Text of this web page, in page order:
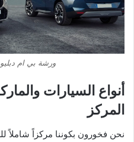
ورشة بي ام
​أنواع السيارات
المركز
​نحن فخورون بكوننا مركزاً شاملاً